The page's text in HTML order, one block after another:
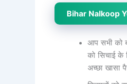
Bihar Nalkoop
आप सभी को
को सिचाई के
अच्छा खासा